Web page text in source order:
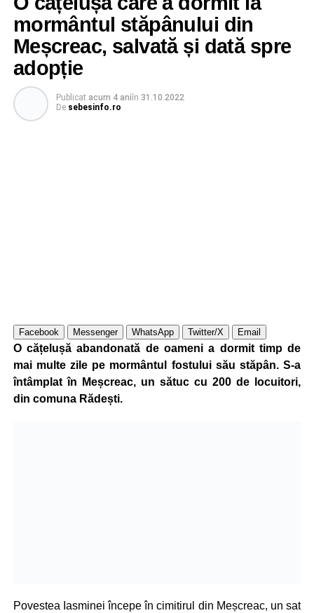
mormântul stăpânului din
Meșcreac, salvată și dată spre
adopție
Publicat acum 4 aniîn 31.10.2022
De sebesinfo.ro
Facebook Messenger WhatsApp Twitter/X Email
O cățelușă abandonată de oameni a dormit timp de
mai multe zile pe mormântul fostului său stăpân. S-a
întâmplat în Meșcreac, un sătuc cu 200 de locuitori,
din comuna Rădești.
Povestea Iasminei începe în cimitirul din Meșcreac, un sat